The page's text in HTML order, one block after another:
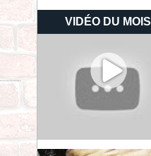
VIDÉO DU MOIS